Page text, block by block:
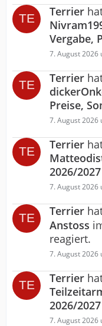
Terrier
Vergabe,
7. August 2026
Terrier
Preise,
7. August 2026
Terrier
2026/2027
7. August 2026
Terrier
Anstoss
reagiert.
7. August 2026
Terrier
2026/2027
7. August 2026